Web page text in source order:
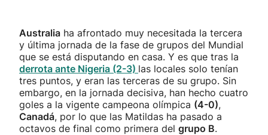
Australia ha afrontado muy necesitada la tercera
y última jornada de la fase de grupos del Mundial
que se está disputando en casa. Y es que tras la
derrota ante Nigeria (2-3) las locales solo tenían
tres puntos, y eran las terceras de su grupo. Sin
embargo, en la jornada decisiva, han hecho cuatro
goles a la vigente campeona olímpica (4-0),
Canadá, por lo que las Matildas ha pasado a
octavos de final como primera del grupo B.